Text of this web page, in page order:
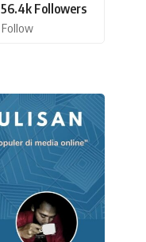
56.4k Followers
Follow